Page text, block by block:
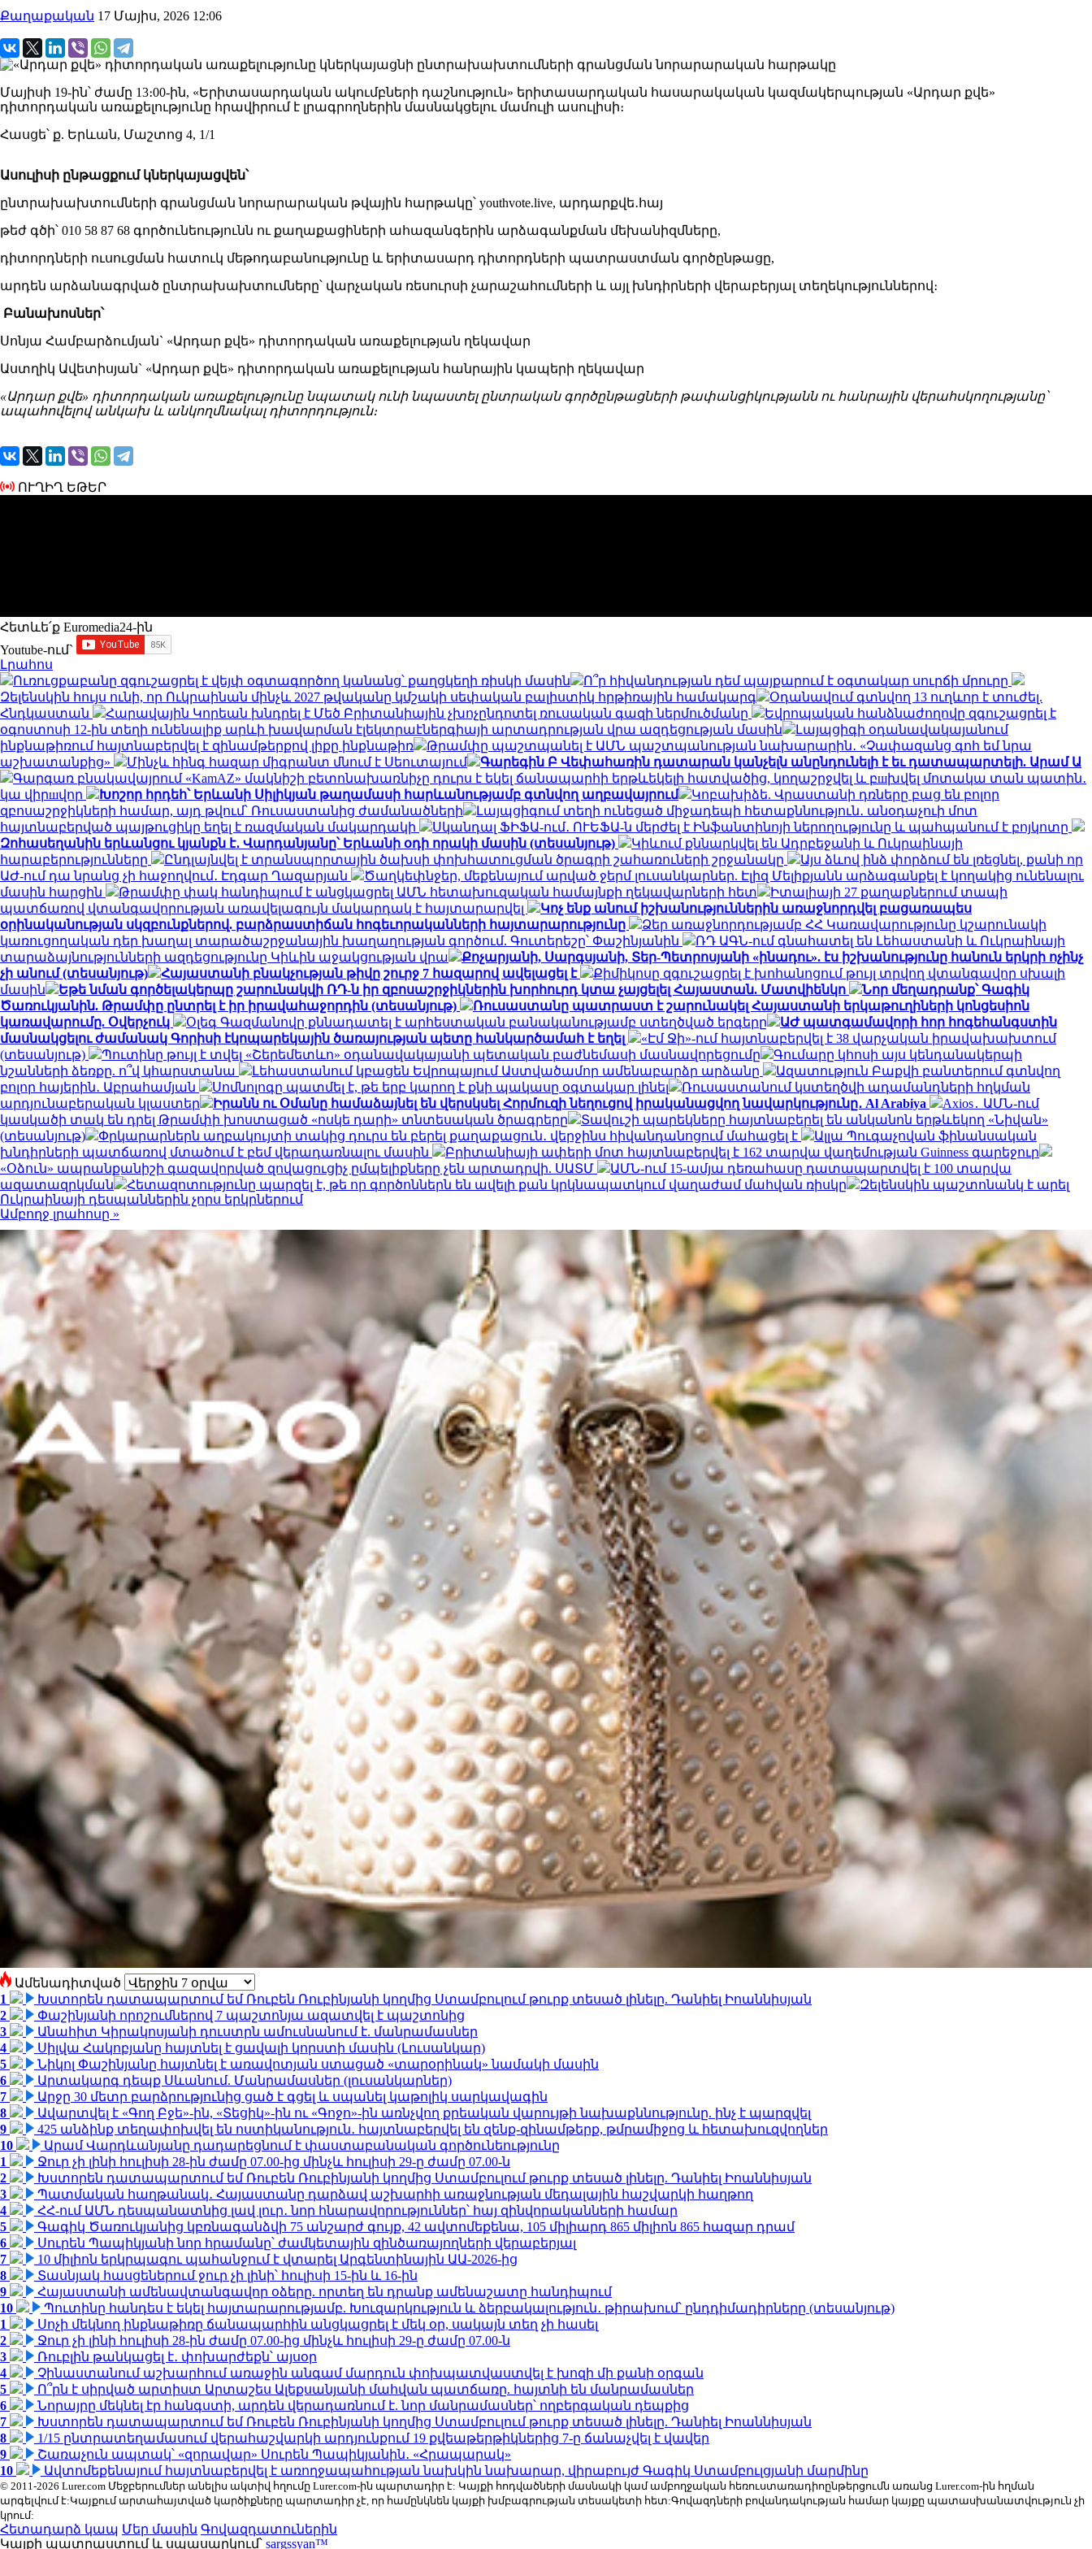
Քաղաքական 17 Մայիս, 2026 12:06
Մայիսի 19-ին՝ ժամը 13։00-ին, «Երիտասարդական ակումբների դաշնություն» երիտասարդական հասարակական կազմակերպության «Արդար քվե»
դիտորդական առաքելությունը հրավիրում է լրագրողներին մասնակցելու մամուլի ասուլիսի։
Հասցե՝ ք. Երևան, Մաշտոց 4, 1/1
Ասուլիսի ընթացքում կներկայացվեն՝
ընտրախախտումների գրանցման նորարարական թվային հարթակը՝ youthvote.live, արդարքվե․հայ
թեժ գծի՝ 010 58 87 68 գործունեությունն ու քաղաքացիների ահազանգերին արձագանքման մեխանիզմները,
դիտորդների ուսուցման հատուկ մեթոդաբանությունը և երիտասարդ դիտորդների պատրաստման գործընթացը,
արդեն արձանագրված ընտրախախտումները՝ վարչական ռեսուրսի չարաշահումների և այլ խնդիրների վերաբերյալ տեղեկություններով։
Բանախոսներ՝
Սոնյա Համբարձումյան` «Արդար քվե» դիտորդական առաքելության ղեկավար
Աստղիկ Ավետիսյան` «Արդար քվե» դիտորդական առաքելության հանրային կապերի ղեկավար
«Արդար քվե» դիտորդական առաքելությունը նպատակ ունի նպաստել ընտրական գործընթացների թափանցիկությանն ու հանրային վերահսկողությանը՝
ապահովելով անկախ և անկողմնակալ դիտորդություն։
ՈՒՂԻՂ ԵԹԵՐ
Հետևե՛ք Euromedia24-ին
Youtube-ում`
Լրահոս
Ուռուցքաբանը զգուշացրել է վեյփ օգտագործող կանանց՝ քաղցկեղի ռիսկի մասին
Ո՞ր հիվանդության դեմ պայքարում է օգտակար սուրճի մրուրը
Զելենսկին հույս ունի, որ Ուկրաինան մինչև 2027 թվականը կմշակի սեփական բալիստիկ հրթիռային համակարգ
Օդանավում գտնվող 13 ուղևոր է տուժել.
Հնդկաստան
Հարավային Կորեան խնդրել է Մեծ Բրիտանիային չխոչընդոտել ռուսական գազի ներմուծմանը
Եվրոպական հանձնաժողովը զգուշացրել է
օգոստոսի 12-ին տեղի ունենալիք արևի խավարման էլեկտրաէներգիայի արտադրության վրա ազդեցության մասին
Լայպցիգի օդանավակայանում
ինքնաթիռում հայտնաբերվել է զինամթերքով լիքը ինքնաթիռ
Թրամփը պաշտպանել է ԱՄՆ պաշտպանության նախարարին․ «Չափազանց գոհ եմ նրա
աշխատանքից»
Մինչև հինգ հազար միգրանտ մնում է Սեուտայում
Գարեգին Բ Վեփահառին դատարան կանչելն անընդունելի է եւ դատապարտելի. Արամ Ա
Գարգառ բնակավայրում «KamAZ» մակնիշի բետոնախառնիչը դուրս է եկել ճանապարհի երթևեկելի հատվածից, կողաշրջվել և բшխվել մոտակա տան պատին․
կա վիրшվոր
Խոշոր հրդեհ՝ Երևանի Սիլիկյան թաղամասի հարևանությամբ գտնվող աղբավայրում
Կոբախիձե. Վրաստանի դռները բաց են բոլոր
զբոսաշրջիկների համար, այդ թվում՝ Ռուսաստանից ժամանածների
Լայպցիգում տեղի ունեցած միջադեպի հետաքննություն․ անօդաչուի մոտ
հայտնաբերված պայթուցիկը եղել է ռազմական մակարդակի
Սկանդալ ՖԻՖԱ-ում․ ՈՒԵՖԱ-ն մերժել է Ինֆանտինոյի ներողությունը և պահպանում է բոյկոտը
Զոհասեղանին երևանցու կյանքն է․ Վարդանյանը՝ Երևանի օդի որակի մասին (տեսանյութ)
Կիևում քննարկվել են Ադրբեջանի և Ուկրաինայի
հարաբերությունները
Ընդլայնվել է տրանսպորտային ծախսի փոխհատուցման ծրագրի շահառուների շրջանակը
Այս ձևով ինձ փորձում են լռեցնել, քանի որ
ԱԺ-ում դա նրանց չի հաջողվում․ Էդգար Ղազարյան
Ծաղկեփնջեր, մեքենայում արված ջերմ լուսանկարներ. Էլիզ Մելիքյանն արձագանքել է կողակից ունենալու
մասին հարցին
Թրամփը փակ հանդիպում է անցկացրել ԱՄՆ հետախուզական համայնքի ղեկավարների հետ
Իտալիայի 27 քաղաքներում տապի
պատճառով վտանգավորության առավելագույն մակարդակ է հայտարարվել
Կոչ ենք անում իշխանություններին առաջնորդվել բացառապես
օրինականության սկզբունքներով. բարձրաստիճան հոգեւորականների հայտարարությունը
Ձեր առաջնորդությամբ ՀՀ Կառավարությունը կշարունակի
կառուցողական դեր խաղալ տարածաշրջանային խաղաղության գործում. Գուտերեշը՝ Փաշինյանին
ՌԴ ԱԳՆ-ում գնահատել են Լեհաստանի և Ուկրաինայի
տարաձայնությունների ազդեցությունը Կիևին աջակցության վրա
Քոչարյանի, Սարգսյանի, Տեր-Պետրոսյանի «ինադու». էս իշխանությունը հանուն երկրի ոչինչ
չի անում (տեսանյութ)
Հայաստանի բնակչության թիվը շուրջ 7 հազարով ավելացել է
Քիմիկոսը զգուշացրել է խոհանոցում թույլ տրվող վտանգավոր սխալի
մասին
Եթե նման գործելակերպը շարունակվի ՌԴ-ն իր զբոսաշրջիկներին խորհուրդ կտա չայցելել Հայաստան. Մատվիենկո
Նոր մեղադրանք՝ Գագիկ
Ծառուկյանին. Թրամփը ընտրել է իր իրավահաջորդին (տեսանյութ)
Ռուսաստանը պատրաստ է շարունակել Հայաստանի երկաթուղիների կոնցեսիոն
կառավարումը. Օվերչուկ
Օլեգ Գազմանովը քննադատել է արհեստական բանականությամբ ստեղծված երգերը
ԱԺ պատգամավորի հոր հոգեհանգստին
մասնակցելու ժամանակ Գորիսի էկոպարեկային ծառայության պետը հանկարծամահ է եղել
«Էմ Ջի»-ում հայտնաբերվել է 38 վարչական իրավախախտում
(տեսանյութ)
Պուտինը թույլ է տվել «Շերեմետևո» օդանավակայանի պետական բաժնեմասի մասնավորեցումը
Գումարը կհոսի այս կենդանակերպի
նշանների ձեռքը. ո՞վ կհարստանա
Լեհաստանում կբացեն Եվրոպայում Աստվածամոր ամենաբարձր արձանը
Ազատություն Բաքվի բանտերում գտնվող
բոլոր հայերին․ Աբրահամյան
Սոմնոլոգը պատմել է, թե երբ կարող է քնի պակասը օգտակար լինել
Ռուսաստանում կստեղծվի ադամանդների հղկման
արդյունաբերական կլաստեր
Իրանն ու Օմանը համաձայնել են վերսկսել Հորմուզի նեղուցով իրականացվող նավարկությունը․ Al Arabiya
Axios․ ԱՄՆ-ում
կասկածի տակ են դրել Թրամփի խոստացած «ոսկե դարի» տնտեսական ծրագրերը
Տավուշի պարեկները հայտնաբերել են անկանոն երթևեկող «Նիվան»
(տեսանյութ)
Փրկարարներն աղբակույտի տակից դուրս են բերել քաղաքացուն․ վերջինս հիվանդանոցում մահացել է
Ալլա Պուգաչովան ֆինանսական
խնդիրների պատճառով մտածում է բեմ վերադառնալու մասին
Բրիտանիայի ափերի մոտ հայտնաբերվել է 162 տարվա վաղեմության Guinness գարեջուր
«Օձուն» ապրանքանիշի գազավորված զովացուցիչ ըմպելիքները չեն արտադրվի. ՍԱՏՄ
ԱՄՆ-ում 15-ամյա դեռահասը դատապարտվել է 100 տարվա
ազատազրկման
Հետազոտությունը պարզել է, թե որ գործոններն են ավելի քան կրկնապատկում վաղաժամ մահվան ռիսկը
Զելենսկին պաշտոնանկ է արել
Ուկրաինայի դեսպաններին չորս երկրներում
Ամբողջ լրահոսը »
Ամենադիտված
1
Խստորեն դատապարտում եմ Ռուբեն Ռուբինյանի կողմից Ստամբուլում թուրք տեսած լինելը. Դանիել Իոաննիսյան
2
Փաշինյանի որոշումներով 7 պաշտոնյա ազատվել է պաշտոնից
3
Անահիտ Կիրակոսյանի դուստրն ամուսնանում է. մանրամասներ
4
Սիլվա Հակոբյանը հայտնել է ցավալի կորստի մասին (Լուսանկար)
5
Նիկոլ Փաշինյանը հայտնել է առավոտյան ստացած «տարօրինակ» նամակի մասին
6
Արտակարգ դեպք Սևանում. Մանրամասներ (լուսանկարներ)
7
Արջը 30 մետր բարձրությունից ցած է գցել և սպանել կաթոլիկ սարկավագին
8
Ավարտվել է «Գող Բջե»-ին, «Տեցիկ»-ին ու «Գոջո»-ին առնչվող քրեական վարույթի նախաքննությունը. ինչ է պարզվել
9
425 անձինք տեղափոխվել են ոստիկանություն․ հայտնաբերվել են զենք-զինամթերք, թմրամիջոց և հետախուզվողներ
10
Արամ Վարդևանյանը դադարեցնում է փաստաբանական գործունեությունը
1
Ջուր չի լինի հուլիսի 28-ին ժամը 07.00-ից մինչև հուլիսի 29-ը ժամը 07.00-ն
2
Խստորեն դատապարտում եմ Ռուբեն Ռուբինյանի կողմից Ստամբուլում թուրք տեսած լինելը. Դանիել Իոաննիսյան
3
Պատմական հաղթանակ․ Հայաստանը դարձավ աշխարհի առաջնության մեդալային հաշվարկի հաղթող
4
ՀՀ-ում ԱՄՆ դեսպանատնից լավ լուր․ նոր հնարավորություններ՝ հայ զինվորականների համար
5
Գագիկ Ծառուկյանից կբռնագանձվի 75 անշարժ գույք, 42 ավտոմեքենա, 105 միլիարդ 865 միլիոն 865 հազար դրամ
6
Սուրեն Պապիկյանի նոր հրամանը՝ ժամկետային զինծառայողների վերաբերյալ
7
10 միլիոն երկրպագու պահանջում է վտարել Արգենտինային ԱԱ-2026-ից
8
Տասնյակ հասցեներում ջուր չի լինի՝ հուլիսի 15-ին և 16-ին
9
Հայաստանի ամենավտանգավոր օձերը. որտեղ են դրանք ամենաշատը հանդիպում
10
Պուտինը հանդես է եկել հայտարարությամբ. Խուզարկություն և ձերբակալություն․ թիրախում՝ ընդդիմադիրները (տեսանյութ)
1
Սոչի մեկնող ինքնաթիռը ճանապարհին անցկացրել է մեկ օր, սակայն տեղ չի հասել
2
Ջուր չի լինի հուլիսի 28-ին ժամը 07.00-ից մինչև հուլիսի 29-ը ժամը 07.00-ն
3
Ռուբլին թանկացել է․ փոխարժեքն՝ այսօր
4
Չինաստանում աշխարհում առաջին անգամ մարդուն փոխպատվաստվել է խոզի մի քանի օրգան
5
Ո՞րն է սիրված արտիստ Արտաշես Ալեքսանյանի մահվան պատճառը. հայտնի են մանրամասներ
6
Նորայրը մեկնել էր հանգստի, արդեն վերադառնում է. նոր մանրամասներ՝ ողբերգական դեպքից
7
Խստորեն դատապարտում եմ Ռուբեն Ռուբինյանի կողմից Ստամբուլում թուրք տեսած լինելը. Դանիել Իոաննիսյան
8
1/15 ընտրատեղամասում վերահաշվարկի արդյունքում 19 քվեաթերթիկներից 7-ը ճանաչվել է վավեր
9
Շառաչուն ապտակ՝ «զորավար» Սուրեն Պապիկյանին․ «Հրապարակ»
10
Ավտոմեքենայում հայտնաբերվել է առողջապահության նախկին նախարար, վիրաբույժ Գագիկ Ստամբուլցյանի մարմինը
© 2011-2026 Lurer.com Մեջբերումներ անելիս ակտիվ հղումը Lurer.com-ին պարտադիր է: Կայքի հոդվածների մասնակի կամ ամբողջական հեռուստառադիոընթերցումն առանց Lurer.com-ին հղման
արգելվում է:Կայքում արտահայտված կարծիքները պարտադիր չէ, որ համընկնեն կայքի խմբագրության տեսակետի հետ:Գովազդների բովանդակության համար կայքը պատասխանատվություն չի
կրում:
Հետադարձ կապ Մեր մասին Գովազդատուներին
Կայքի պատրաստում և սպասարկում՝ sargssyan™